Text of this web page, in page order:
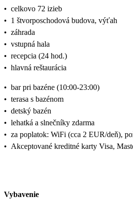
• celkovo 72 izieb
• 1 štvorposchodová budova, výťah
• záhrada
• vstupná hala
• recepcia (24 hod.)
• hlavná reštaurácia
• bar pri bazéne (10:00-23:00)
• terasa s bazénom
• detský bazén
• lehatká a slnečníky zdarma
• za poplatok: WiFi (cca 2 EUR/deň),
• Akceptované kreditné karty Visa,
Vybavenie